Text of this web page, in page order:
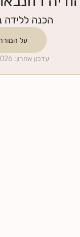
הכנה
על
עדכון אחרון: